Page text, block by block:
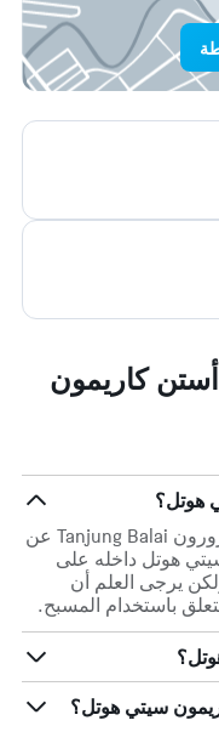
كاريمون
هوتل؟
نعم. يبحث العديد من الأشخاص الذين يزورون Tanjung Balai عن
هوتل داخله على
يرجى العلم أن
باستخدام المسبح.
سيتي هوتل؟